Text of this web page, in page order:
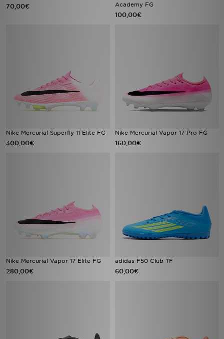
70,00€
Academy FG
100,00€
Nike Mercurial Superfly 11 Elite FG
300,00€
Nike Mercurial Vapor 17 Pro FG
160,00€
Nike Mercurial Vapor 17 Elite FG
280,00€
adidas F50 Club TF
60,00€